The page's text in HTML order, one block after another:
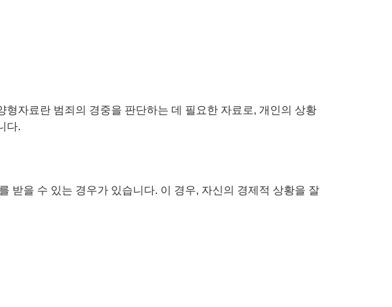
자료란 범죄의 경중을 판단하는 데 필요한 자료로, 개인의 상황
다.
받을 수 있는 경우가 있습니다. 이 경우, 자신의 경제적 상황을 잘